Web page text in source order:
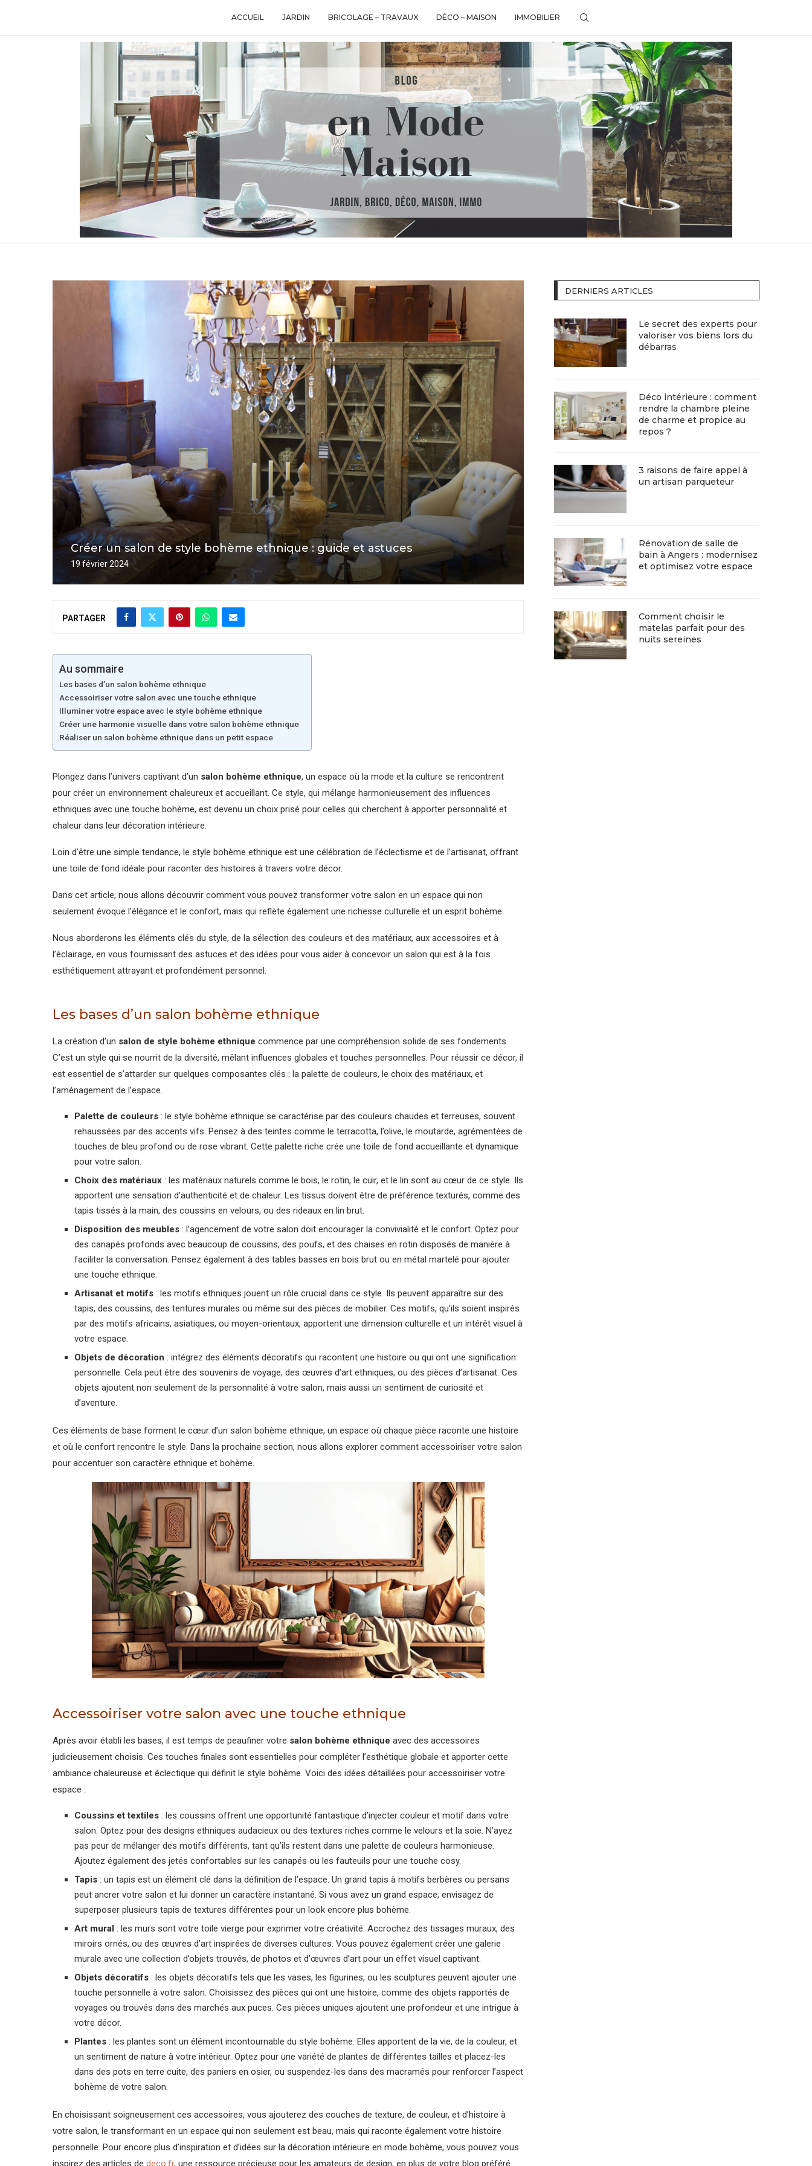
ACCUEIL JARDIN BRICOLAGE – TRAVAUX DÉCO – MAISON IMMOBILIER
Créer un salon de style bohème ethnique : guide et astuces
19 février 2024
PARTAGER
Au sommaire
Les bases d’un salon bohème ethnique
Accessoiriser votre salon avec une touche ethnique
Illuminer votre espace avec le style bohème ethnique
Créer une harmonie visuelle dans votre salon bohème ethnique
Réaliser un salon bohème ethnique dans un petit espace
Plongez dans l’univers captivant d’un salon bohème ethnique, un espace où la mode et la culture se rencontrent
pour créer un environnement chaleureux et accueillant. Ce style, qui mélange harmonieusement des influences
ethniques avec une touche bohème, est devenu un choix prisé pour celles qui cherchent à apporter personnalité et
chaleur dans leur décoration intérieure.
Loin d’être une simple tendance, le style bohème ethnique est une célébration de l’éclectisme et de l’artisanat, offrant
une toile de fond idéale pour raconter des histoires à travers votre décor.
Dans cet article, nous allons découvrir comment vous pouvez transformer votre salon en un espace qui non
seulement évoque l’élégance et le confort, mais qui reflète également une richesse culturelle et un esprit bohème.
Nous aborderons les éléments clés du style, de la sélection des couleurs et des matériaux, aux accessoires et à
l’éclairage, en vous fournissant des astuces et des idées pour vous aider à concevoir un salon qui est à la fois
esthétiquement attrayant et profondément personnel.
Les bases d’un salon bohème ethnique
La création d’un salon de style bohème ethnique commence par une compréhension solide de ses fondements.
C’est un style qui se nourrit de la diversité, mêlant influences globales et touches personnelles. Pour réussir ce décor, il
est essentiel de s’attarder sur quelques composantes clés : la palette de couleurs, le choix des matériaux, et
l’aménagement de l’espace.
Palette de couleurs : le style bohème ethnique se caractérise par des couleurs chaudes et terreuses, souvent
rehaussées par des accents vifs. Pensez à des teintes comme le terracotta, l’olive, le moutarde, agrémentées de
touches de bleu profond ou de rose vibrant. Cette palette riche crée une toile de fond accueillante et dynamique
pour votre salon.
Choix des matériaux : les matériaux naturels comme le bois, le rotin, le cuir, et le lin sont au cœur de ce style. Ils
apportent une sensation d’authenticité et de chaleur. Les tissus doivent être de préférence texturés, comme des
tapis tissés à la main, des coussins en velours, ou des rideaux en lin brut.
Disposition des meubles : l’agencement de votre salon doit encourager la convivialité et le confort. Optez pour
des canapés profonds avec beaucoup de coussins, des poufs, et des chaises en rotin disposés de manière à
faciliter la conversation. Pensez également à des tables basses en bois brut ou en métal martelé pour ajouter
une touche ethnique.
Artisanat et motifs : les motifs ethniques jouent un rôle crucial dans ce style. Ils peuvent apparaître sur des
tapis, des coussins, des tentures murales ou même sur des pièces de mobilier. Ces motifs, qu’ils soient inspirés
par des motifs africains, asiatiques, ou moyen-orientaux, apportent une dimension culturelle et un intérêt visuel à
votre espace.
Objets de décoration : intégrez des éléments décoratifs qui racontent une histoire ou qui ont une signification
personnelle. Cela peut être des souvenirs de voyage, des œuvres d’art ethniques, ou des pièces d’artisanat. Ces
objets ajoutent non seulement de la personnalité à votre salon, mais aussi un sentiment de curiosité et
d’aventure.
Ces éléments de base forment le cœur d’un salon bohème ethnique, un espace où chaque pièce raconte une histoire
et où le confort rencontre le style. Dans la prochaine section, nous allons explorer comment accessoiriser votre salon
pour accentuer son caractère ethnique et bohème.
Accessoiriser votre salon avec une touche ethnique
Après avoir établi les bases, il est temps de peaufiner votre salon bohème ethnique avec des accessoires
judicieusement choisis. Ces touches finales sont essentielles pour compléter l’esthétique globale et apporter cette
ambiance chaleureuse et éclectique qui définit le style bohème. Voici des idées détaillées pour accessoiriser votre
espace :
Coussins et textiles : les coussins offrent une opportunité fantastique d’injecter couleur et motif dans votre
salon. Optez pour des designs ethniques audacieux ou des textures riches comme le velours et la soie. N’ayez
pas peur de mélanger des motifs différents, tant qu’ils restent dans une palette de couleurs harmonieuse.
Ajoutez également des jetés confortables sur les canapés ou les fauteuils pour une touche cosy.
Tapis : un tapis est un élément clé dans la définition de l’espace. Un grand tapis à motifs berbères ou persans
peut ancrer votre salon et lui donner un caractère instantané. Si vous avez un grand espace, envisagez de
superposer plusieurs tapis de textures différentes pour un look encore plus bohème.
Art mural : les murs sont votre toile vierge pour exprimer votre créativité. Accrochez des tissages muraux, des
miroirs ornés, ou des œuvres d’art inspirées de diverses cultures. Vous pouvez également créer une galerie
murale avec une collection d’objets trouvés, de photos et d’œuvres d’art pour un effet visuel captivant.
Objets décoratifs : les objets décoratifs tels que les vases, les figurines, ou les sculptures peuvent ajouter une
touche personnelle à votre salon. Choisissez des pièces qui ont une histoire, comme des objets rapportés de
voyages ou trouvés dans des marchés aux puces. Ces pièces uniques ajoutent une profondeur et une intrigue à
votre décor.
Plantes : les plantes sont un élément incontournable du style bohème. Elles apportent de la vie, de la couleur, et
un sentiment de nature à votre intérieur. Optez pour une variété de plantes de différentes tailles et placez-les
dans des pots en terre cuite, des paniers en osier, ou suspendez-les dans des macramés pour renforcer l’aspect
bohème de votre salon.
En choisissant soigneusement ces accessoires, vous ajouterez des couches de texture, de couleur, et d’histoire à
votre salon, le transformant en un espace qui non seulement est beau, mais qui raconte également votre histoire
personnelle. Pour encore plus d’inspiration et d’idées sur la décoration intérieure en mode bohème, vous pouvez vous
inspirez des articles de deco.fr, une ressource précieuse pour les amateurs de design, en plus de votre blog préféré
DERNIERS ARTICLES
Le secret des experts pour
valoriser vos biens lors du
débarras
Déco intérieure : comment
rendre la chambre pleine
de charme et propice au
repos ?
3 raisons de faire appel à
un artisan parqueteur
Rénovation de salle de
bain à Angers : modernisez
et optimisez votre espace
Comment choisir le
matelas parfait pour des
nuits sereines